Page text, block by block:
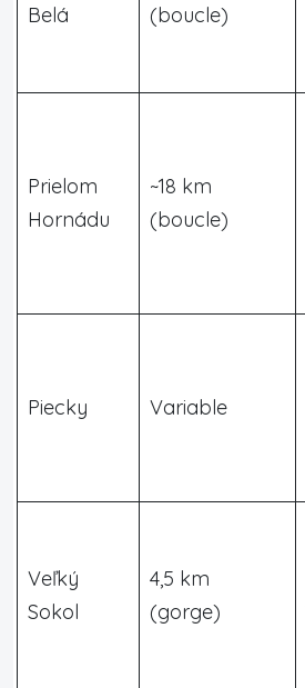
Belá
(boucle)
Prielom
Hornádu
~18 km
(boucle)
Piecky Variable
Veľký
Sokol
4,5 km
(gorge)